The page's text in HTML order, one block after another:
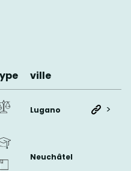
ville
Lugano >
Neuchâtel